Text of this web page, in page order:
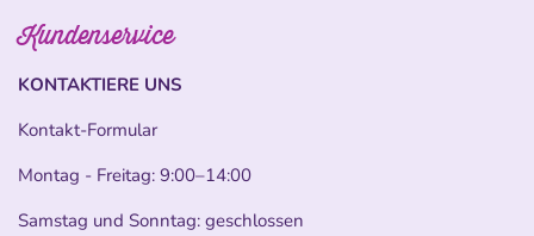
Kundenservice
KONTAKTIERE UNS
Kontakt-Formular
Montag - Freitag: 9:00–14:00
Samstag und Sonntag: geschlossen